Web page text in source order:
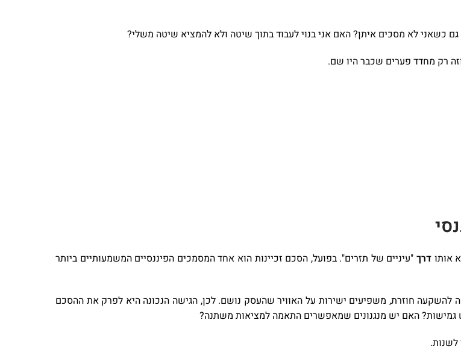
כשאני לא מסכים איתן? האם אני בנוי לעבוד בתוך שיטה ולא להמציא שיטה משלי?
רק מחדד פערים שכבר היו שם.
אותו דרך "עיניים של תזרים". בפועל, הסכם זכיינות הוא אחד המסמכים הפיננסיים המשמעותיים ביותר
חוזרת, משפיעים ישירות על האוויר שהעסק נושם. לכן, הגישה הנכונה היא לפרק את ההסכם
האם יש מנגנונים שמאפשרים התאמה למציאות משתנה?